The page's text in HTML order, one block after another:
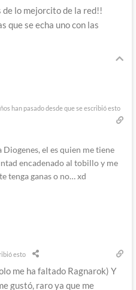
de lo mejorcito de la red!!
que se echa uno con las
han pasado desde que se escribió esto
Diogenes, el es quien me tiene
encadenado al tobillo y me
tenga ganas o no… xd
esto
me ha faltado Ragnarok) Y
gustó, raro ya que me